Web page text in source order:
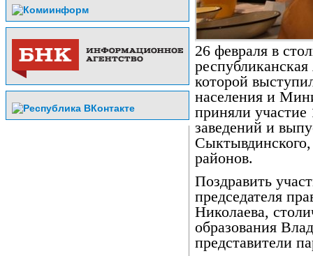
26 февраля в
которой
населения и
приняли
заведений и
районов.
Поздравить
председателя
Николаева,
образования
представители